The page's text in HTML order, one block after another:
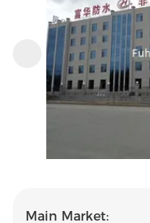
Main Market: